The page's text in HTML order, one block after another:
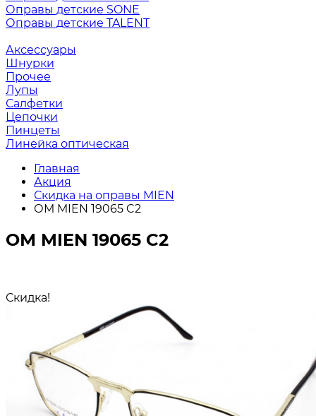
Оправы детские SONE
Оправы детские TALENT
Аксессуары
Шнурки
Прочее
Лупы
Салфетки
Цепочки
Пинцеты
Линейка оптическая
Главная
Акция
Скидка на оправы MIEN
ОМ MIEN 19065 C2
ОМ MIEN 19065 C2
Скидка!